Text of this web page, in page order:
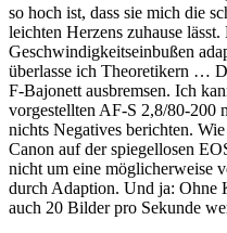
so hoch ist, dass sie mich die
leichten Herzens zuhause
Geschwindigkeitseinbußen
überlasse ich Theoretikern …
F-Bajonett ausbremsen. Ich
vorgestellten AF-S 2,8/80-200
nichts Negatives berichten.
Canon auf der spiegellosen
nicht um eine möglicherweise
durch Adaption. Und ja: Ohne
auch 20 Bilder pro Sekunde